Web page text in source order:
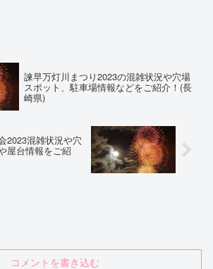
諫早万灯川まつり2023の混雑状況や穴場
スポット、駐車場情報などをご紹介！(長
崎県)
2023混雑状況や穴
屋台情報をご紹
コメントを書き込む